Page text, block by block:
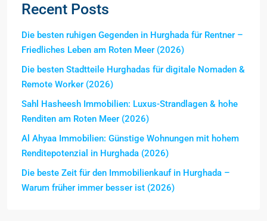
Recent Posts
Die besten ruhigen Gegenden in Hurghada für Rentner –
Friedliches Leben am Roten Meer (2026)
Die besten Stadtteile Hurghadas für digitale Nomaden &
Remote Worker (2026)
Sahl Hasheesh Immobilien: Luxus-Strandlagen & hohe
Renditen am Roten Meer (2026)
Al Ahyaa Immobilien: Günstige Wohnungen mit hohem
Renditepotenzial in Hurghada (2026)
Die beste Zeit für den Immobilienkauf in Hurghada –
Warum früher immer besser ist (2026)